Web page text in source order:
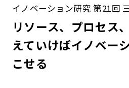
イノベーション研究 第21回
リソース、プロセス
えていけばイノベー
こせる